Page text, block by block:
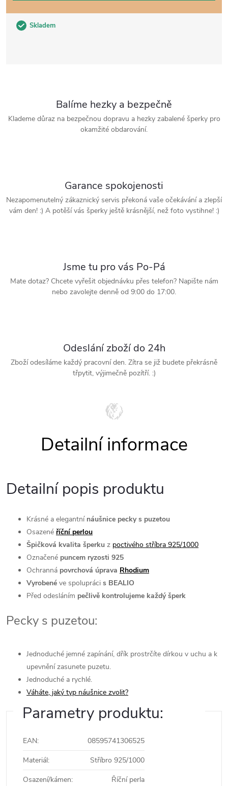
Skladem
Balíme hezky a bezpečně
Klademe důraz na bezpečnou dopravu a hezky zabalené šperky pro
okamžité obdarování.
Garance spokojenosti
Nezapomenutelný zákaznický servis překoná vaše očekávání a zlepší
vám den! :) A potěší vás šperky ještě krásnější, než foto vystihne! :)
Jsme tu pro vás Po-Pá
Mate dotaz? Chcete vyřešit objednávku přes telefon? Napište nám
nebo zavolejte denně od 9:00 do 17:00.
Odeslání zboží do 24h
Zboží odesíláme každý pracovní den. Zítra se již budete překrásně
třpytit, výjimečně pozítří. :)
Detailní popis produktu
Krásné a elegantní náušnice pecky s puzetou
Osazené říční perlou
Špičková kvalita šperku z poctivého stříbra 925/1000
Označené puncem ryzosti 925
Ochranná povrchová úprava Rhodium
Vyrobené ve spolupráci s BEALIO
Před odesláním pečlivě kontrolujeme každý šperk
Pecky s puzetou:
Jednoduché jemné zapínání, dřík prostrčíte dírkou v uchu a k
upevnění zasunete puzetu.
Jednoduché a rychlé.
Váháte, jaký typ náušnice zvolit?
Parametry produktu:
EAN:
08595741306525
Materiál:
Stříbro 925/1000
Osazení/kámen: Říční perla